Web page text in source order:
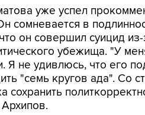
уже успел
сомневается в
он совершил суицид
убежища. "У
Я не удивлюсь, что его
"семь кругов ада". Со
сохранить
Архипов.